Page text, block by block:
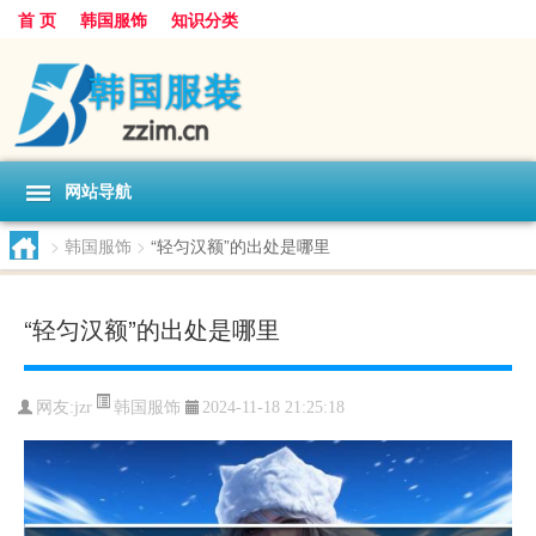
首 页 韩国服饰 知识分类
网站导航
> 韩国服饰 > “轻匀汉额”的出处是哪里
“轻匀汉额”的出处是哪里
网友:jzr 韩国服饰 2024-11-18 21:25:18